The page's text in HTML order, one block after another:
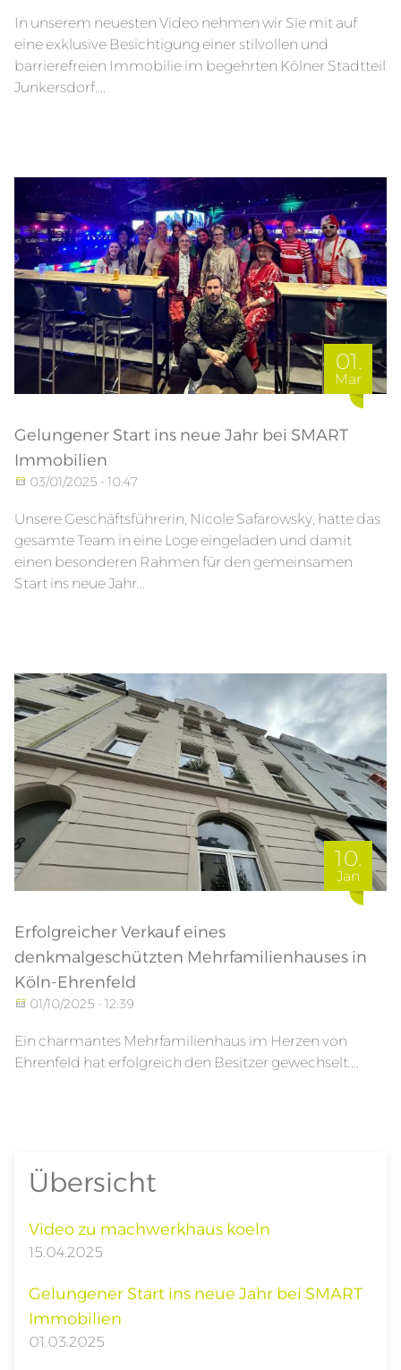
In unserem neuesten Video nehmen wir Sie mit auf
eine exklusive Besichtigung einer stilvollen und
barrierefreien Immobilie im begehrten Kölner Stadtteil
Junkersdorf....
01.
Mar
Gelungener Start ins neue Jahr bei SMART
Immobilien
03/01/2025 - 10:47
Unsere Geschäftsführerin, Nicole Safarowsky, hatte das
gesamte Team in eine Loge eingeladen und damit
einen besonderen Rahmen für den gemeinsamen
Start ins neue Jahr...
10.
Jan
Erfolgreicher Verkauf eines
denkmalgeschützten Mehrfamilienhauses in
Köln-Ehrenfeld
01/10/2025 - 12:39
Ein charmantes Mehrfamilienhaus im Herzen von
Ehrenfeld hat erfolgreich den Besitzer gewechselt....
Übersicht
Video zu machwerkhaus koeln
15.04.2025
Gelungener Start ins neue Jahr bei SMART
Immobilien
01.03.2025